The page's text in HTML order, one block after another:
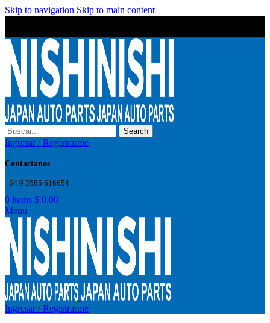
Skip to navigation Skip to main content
Search
Ingresar / Registrarme
Contactanos
+54 9 3585 616654
0 items $ 0,00
Menu
Ingresar / Registrarme